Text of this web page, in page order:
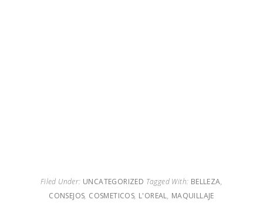
Filed Under: UNCATEGORIZED Tagged With: BELLEZA,
CONSEJOS, COSMETICOS, L'OREAL, MAQUILLAJE